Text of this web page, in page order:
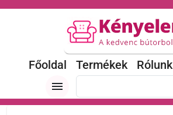
Főoldal Termékek Rólunk
menu